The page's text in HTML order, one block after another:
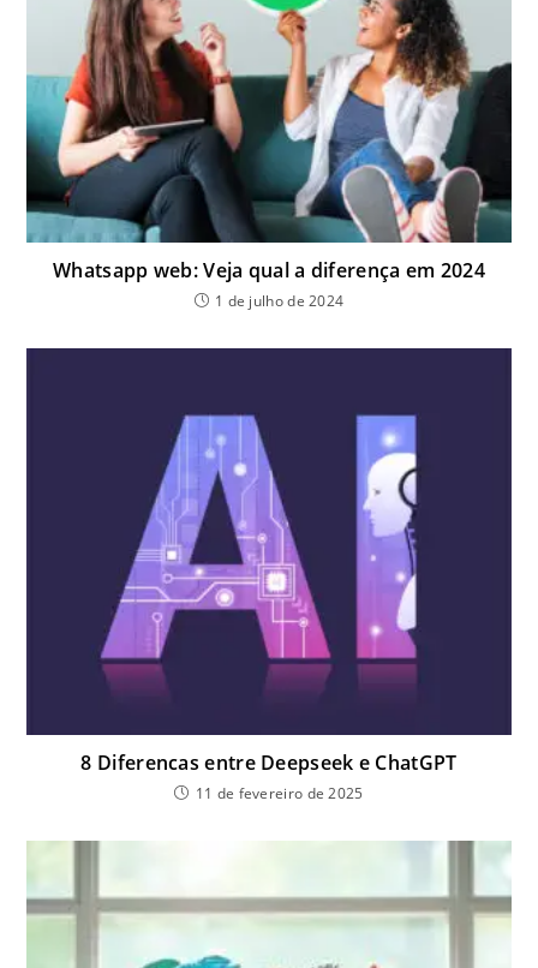
Whatsapp web: Veja qual a diferença em 2024
1 de julho de 2024
8 Diferencas entre Deepseek e ChatGPT
11 de fevereiro de 2025